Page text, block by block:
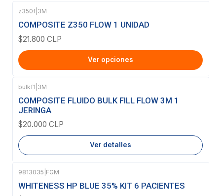
z350f 3M
COMPOSITE Z350 FLOW 1 UNIDAD
$21.800 CLP
Ver opciones
Agotado
bulkf1 3M
COMPOSITE FLUIDO BULK FILL FLOW 3M 1
JERINGA
$20.000 CLP
Ver detalles
Agotado
9813035 FGM
WHITENESS HP BLUE 35% KIT 6 PACIENTES